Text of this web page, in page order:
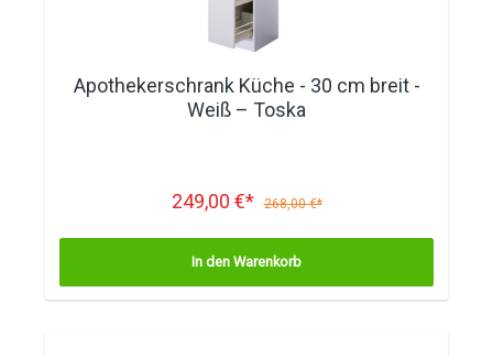
Apothekerschrank Küche - 30 cm breit -
Weiß – Toska
249,00 €* 268,00 €*
In den Warenkorb